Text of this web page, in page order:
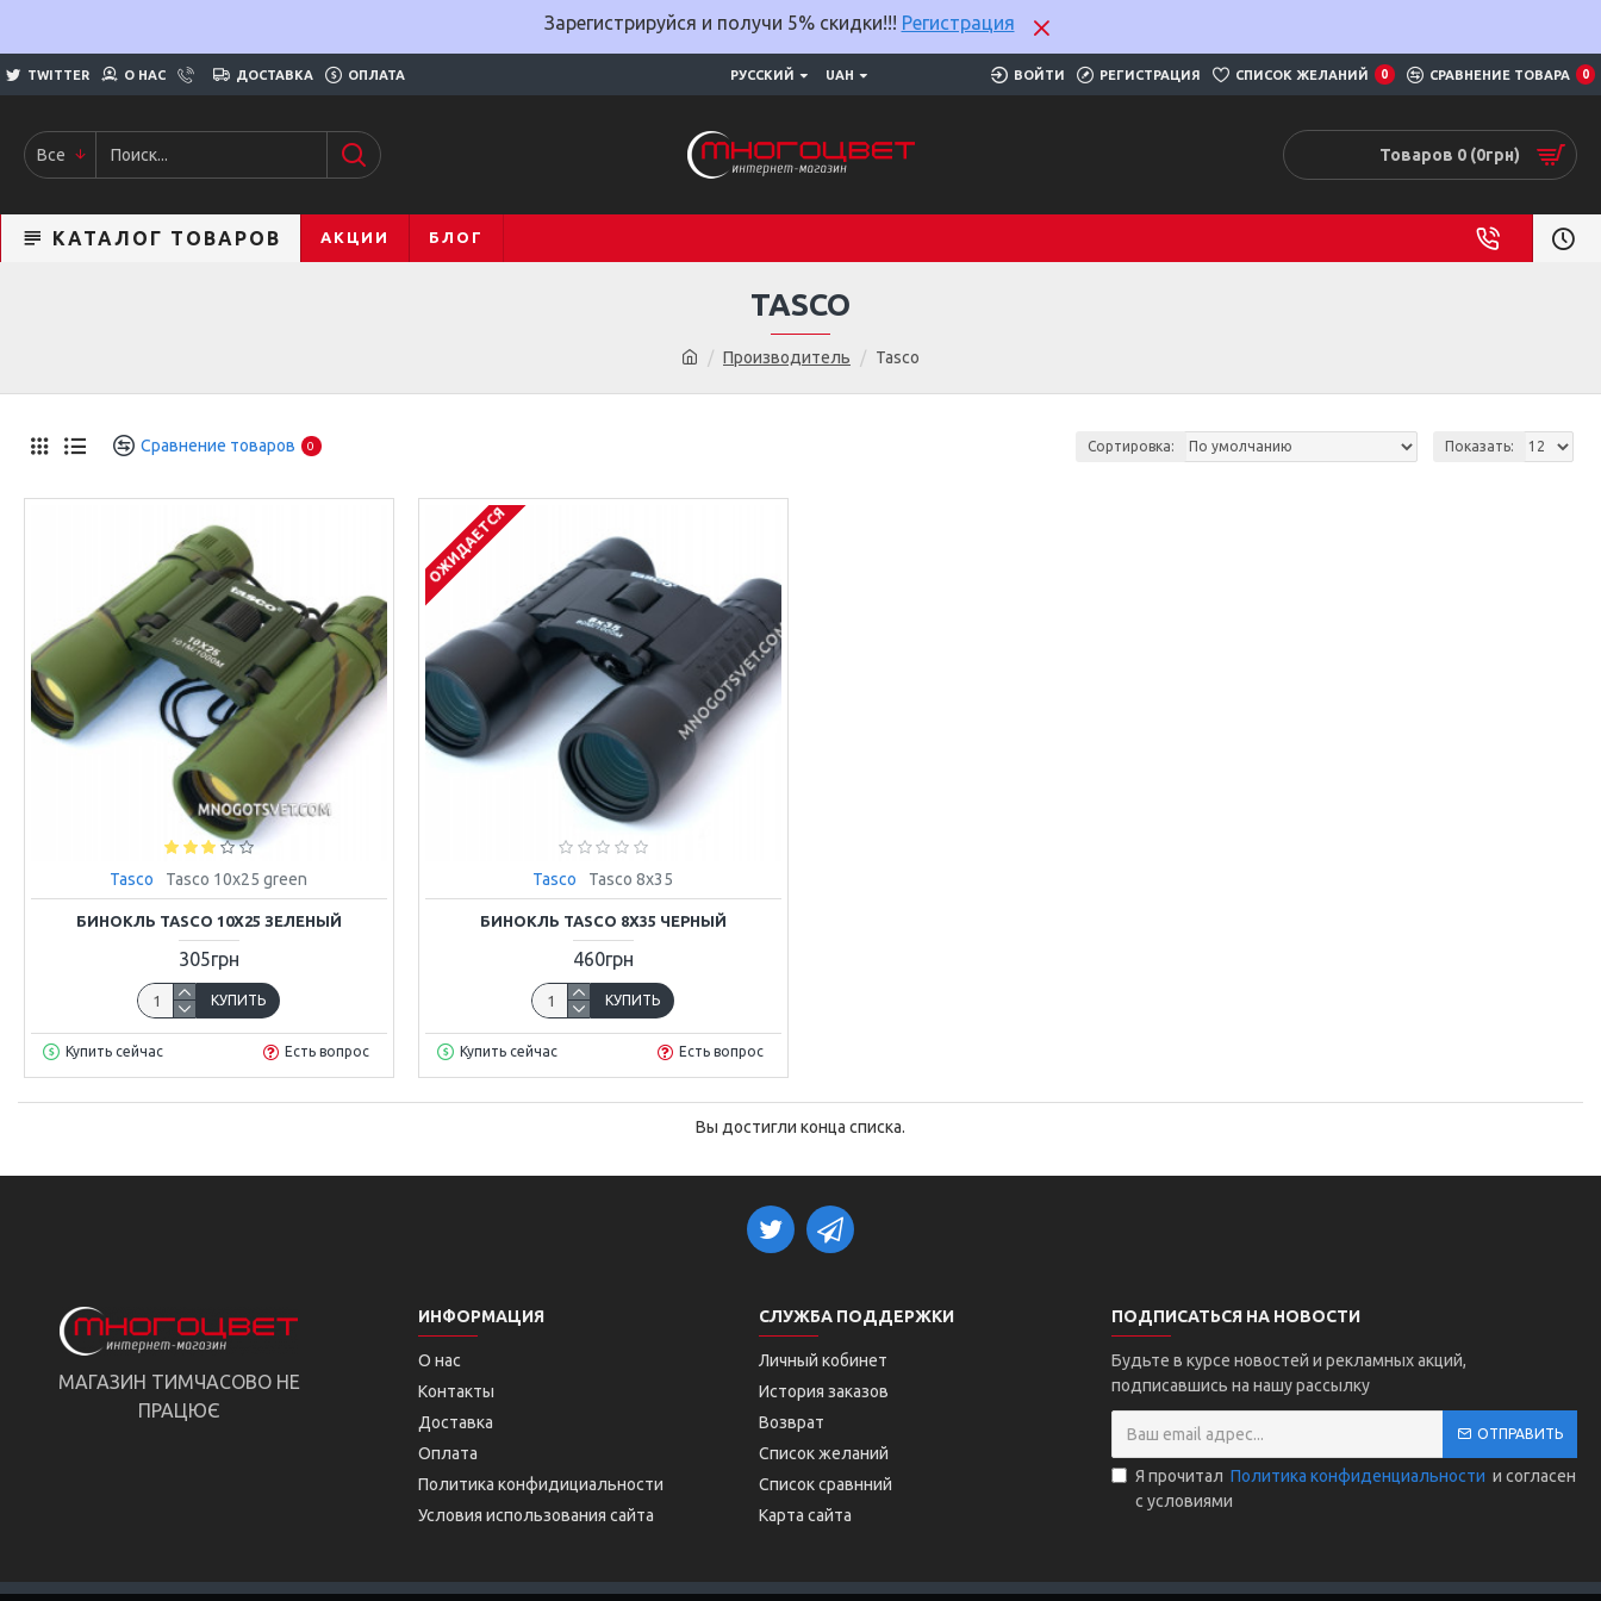
Зарегистрируйся и получи 5% скидки!!! Регистрация
TWITTER О НАС ДОСТАВКА ОПЛАТА РУССКИЙ UAH ВОЙТИ РЕГИСТРАЦИЯ СПИСОК ЖЕЛАНИЙ 0 СРАВНЕНИЕ ТОВАРА 0
Все Товаров 0 (0грн)
КАТАЛОГ ТОВАРОВ АКЦИИ БЛОГ
Производитель Tasco
TASCO
Сравнение товаров 0 Сортировка: Показать:
Tasco Tasco 10x25 green
БИНОКЛЬ TASCO 10X25 ЗЕЛЕНЫЙ
305грн
КУПИТЬ
Купить сейчас Есть вопрос
ОЖИДАЕТСЯ
Tasco Tasco 8x35
БИНОКЛЬ TASCO 8X35 ЧЕРНЫЙ
460грн
КУПИТЬ
Купить сейчас Есть вопрос
Вы достигли конца списка.
МАГАЗИН ТИМЧАСОВО НЕ
ПРАЦЮЄ
ИНФОРМАЦИЯ
О нас
Контакты
Доставка
Оплата
Политика конфидициальности
Условия использования сайта
СЛУЖБА ПОДДЕРЖКИ
Личный кобинет
История заказов
Возврат
Список желаний
Список сравнний
Карта сайта
ПОДПИСАТЬСЯ НА НОВОСТИ
Будьте в курсе новостей и рекламных акций,
подписавшись на нашу рассылку
ОТПРАВИТЬ
Я прочитал Политика конфиденциальности и согласен
с условиями